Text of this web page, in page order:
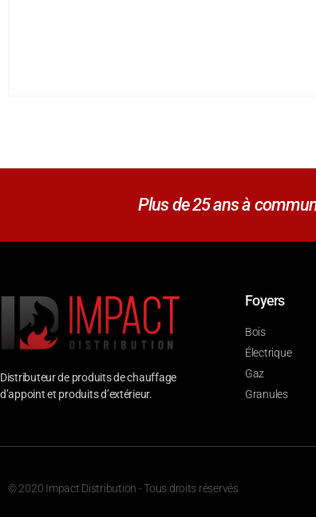
Plus de 25 ans à
Distributeur de produits de chauffage
d’appoint et produits d’extérieur.
Foyers
Bois
Électrique
Gaz
Granules
© 2020 Impact Distribution - Tous droits réservés